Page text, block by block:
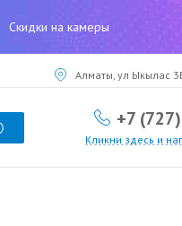
Скидки на камеры
Алматы, ул Ыкылас
+7
Кликни здесь и